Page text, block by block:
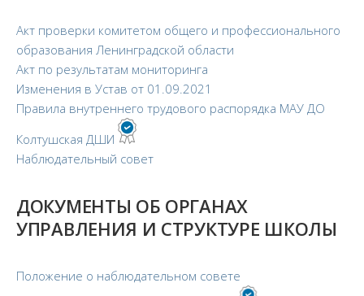
Акт проверки комитетом общего и профессионального
образования Ленинградской области
Акт по результатам мониторинга
Изменения в Устав от 01.09.2021
Правила внутреннего трудового распорядка МАУ ДО
Колтушская ДШИ
Наблюдательный совет
ДОКУМЕНТЫ ОБ ОРГАНАХ
УПРАВЛЕНИЯ И СТРУКТУРЕ ШКОЛЫ
Положение о наблюдательном совете